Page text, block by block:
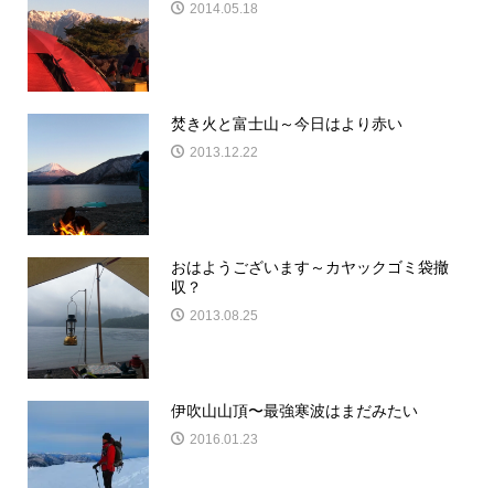
2014.05.18
焚き火と富士山～今日はより赤い
2013.12.22
おはようございます～カヤックゴミ袋撤
収？
2013.08.25
伊吹山山頂〜最強寒波はまだみたい
2016.01.23